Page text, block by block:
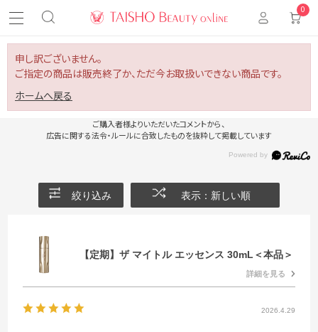
0
申し訳ございません。
ご指定の商品は販売終了か、ただ今お取扱いできない商品です。
ホームへ戻る
ご購入者様よりいただいたコメントから、
広告に関する法令・ルールに合致したものを抜粋して掲載しています
絞り込み 表示：新しい順
【定期】ザ マイトル エッセンス 30mL＜本品＞
詳細を見る
2026.4.29